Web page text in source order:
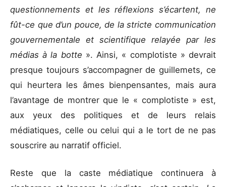
questionnements et les réflexions s’écartent, ne
fût-ce que d’un pouce, de la stricte communication
gouvernementale et scientifique relayée par les
médias à la botte ». Ainsi, « complotiste » devrait
presque toujours s’accompagner de guillemets, ce
qui heurtera les âmes bienpensantes, mais aura
l’avantage de montrer que le « complotiste » est,
aux yeux des politiques et de leurs relais
médiatiques, celle ou celui qui a le tort de ne pas
souscrire au narratif officiel.
Reste que la caste médiatique continuera à